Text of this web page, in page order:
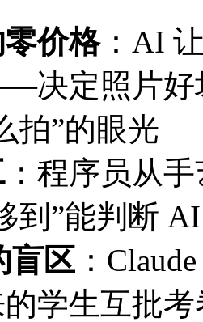
价格：AI
决定照片好
拍”的眼光
：程序员从
到”能判断
盲区 ：
学生互批